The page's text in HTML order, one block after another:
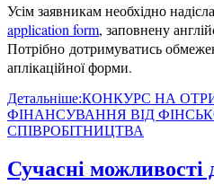
Усім заявникам необхідно
application form, заповнену
Потрібно дотримуватись
аплікаційної форми.
Детальніше:КОНКУРС НА
ФІНАНСУВАННЯ ВІД
СПІВРОБІТНИЦТВА
Сучасні можливості